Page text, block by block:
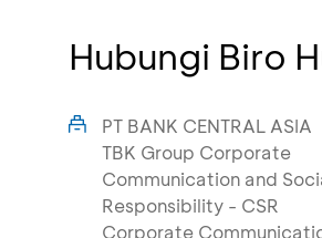
Hubungi Biro
PT BANK CENTRAL ASIA
TBK Group Corporate
Communication and
Responsibility - CSR
Corporate